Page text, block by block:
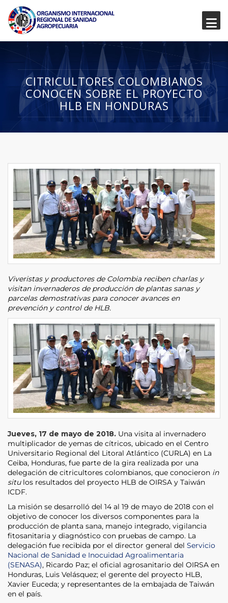
CITRICULTORES COLOMBIANOS
CONOCEN SOBRE EL PROYECTO
HLB EN HONDURAS
Viveristas y productores de Colombia reciben charlas y
visitan invernaderos de producción de plantas sanas y
parcelas demostrativas para conocer avances en
prevención y control de HLB.
Jueves, 17 de mayo de 2018. Una visita al invernadero
multiplicador de yemas de cítricos, ubicado en el Centro
Universitario Regional del Litoral Atlántico (CURLA) en La
Ceiba, Honduras, fue parte de la gira realizada por una
delegación de citricultores colombianos, que conocieron in
situ los resultados del proyecto HLB de OIRSA y Taiwán
ICDF.
La misión se desarrolló del 14 al 19 de mayo de 2018 con el
objetivo de conocer los diversos componentes para la
producción de planta sana, manejo integrado, vigilancia
fitosanitaria y diagnóstico con pruebas de campo. La
delegación fue recibida por el director general del Servicio
Nacional de Sanidad e Inocuidad Agroalimentaria
(SENASA), Ricardo Paz; el oficial agrosanitario del OIRSA en
Honduras, Luis Velásquez; el gerente del proyecto HLB,
Xavier Euceda; y representantes de la embajada de Taiwán
en el país.